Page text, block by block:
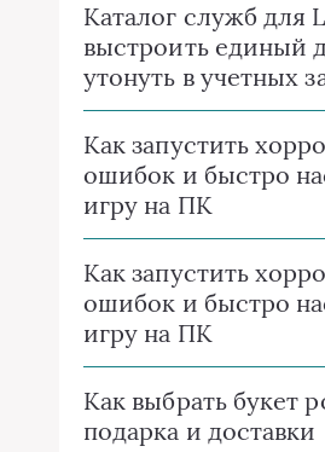
Каталог служб для
выстроить единый
утонуть в учетных
Как запустить
ошибок и быстро
игру на ПК
Как запустить
ошибок и быстро
игру на ПК
Как выбрать букет
подарка и доставки